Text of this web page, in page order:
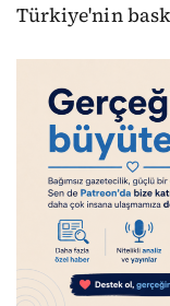
Türkiye'nin